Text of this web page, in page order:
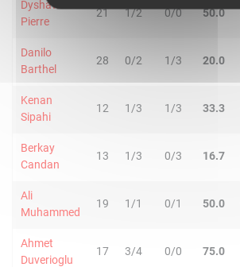
Dyshawn
Pierre
21 1/2 0/0 50.0
Danilo
Barthel
28 0/2 1/3 20.0
Kenan
Sipahi
12 1/3 1/3 33.3
Berkay
Candan
13 1/3 0/3 16.7
Ali
Muhammed
19 1/1 0/1 50.0
Ahmet
Duverioglu
17 3/4 0/0 75.0